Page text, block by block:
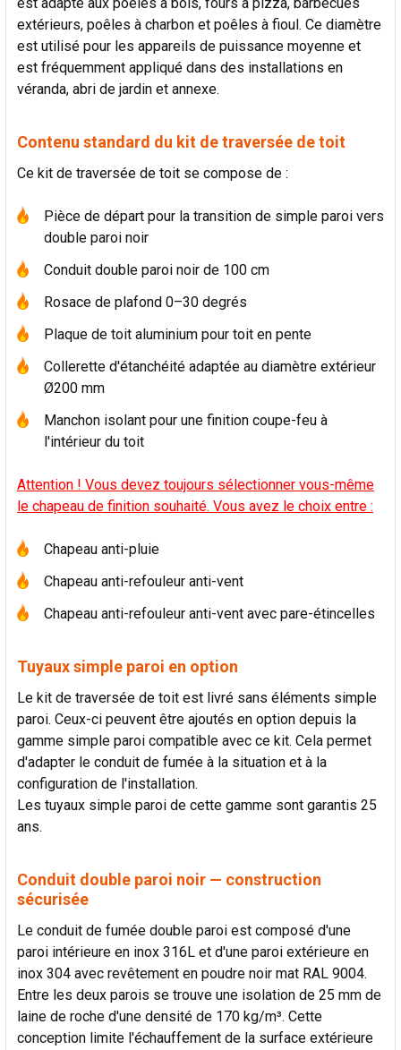
extérieurs, poêles à charbon et poêles à fioul. Ce diamètre
est utilisé pour les appareils de puissance moyenne et
est fréquemment appliqué dans des installations en
véranda, abri de jardin et annexe.
Contenu standard du kit de traversée de toit
Ce kit de traversée de toit se compose de :
Pièce de départ pour la transition de simple paroi vers
double paroi noir
Conduit double paroi noir de 100 cm
Rosace de plafond 0–30 degrés
Plaque de toit aluminium pour toit en pente
Collerette d'étanchéité adaptée au diamètre extérieur
Ø200 mm
Manchon isolant pour une finition coupe-feu à
l'intérieur du toit
Attention ! Vous devez toujours sélectionner vous-même
le chapeau de finition souhaité. Vous avez le choix entre :
Chapeau anti-pluie
Chapeau anti-refouleur anti-vent
Chapeau anti-refouleur anti-vent avec pare-étincelles
Tuyaux simple paroi en option
Le kit de traversée de toit est livré sans éléments simple
paroi. Ceux-ci peuvent être ajoutés en option depuis la
gamme simple paroi compatible avec ce kit. Cela permet
d'adapter le conduit de fumée à la situation et à la
configuration de l'installation.
Les tuyaux simple paroi de cette gamme sont garantis 25
ans.
Conduit double paroi noir — construction
sécurisée
Le conduit de fumée double paroi est composé d'une
paroi intérieure en inox 316L et d'une paroi extérieure en
inox 304 avec revêtement en poudre noir mat RAL 9004.
Entre les deux parois se trouve une isolation de 25 mm de
laine de roche d'une densité de 170 kg/m³. Cette
conception limite l'échauffement de la surface extérieure